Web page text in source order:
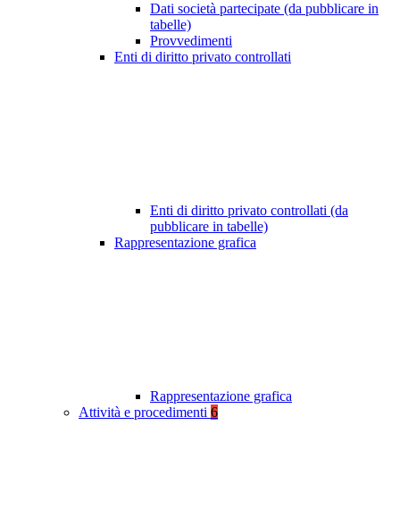
Dati società partecipate (da pubblicare in
tabelle)
Provvedimenti
Enti di diritto privato controllati
Enti di diritto privato controllati (da
pubblicare in tabelle)
Rappresentazione grafica
Rappresentazione grafica
Attività e procedimenti 6